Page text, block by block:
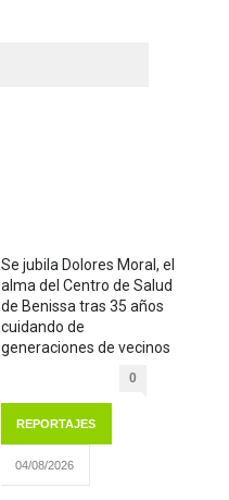
Se jubila Dolores Moral, el
alma del Centro de Salud
de Benissa tras 35 años
cuidando de
generaciones de vecinos
0
REPORTAJES
04/08/2026